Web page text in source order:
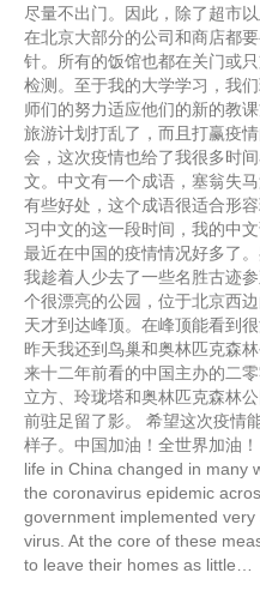
尽量不出门。因此，除了超市
在北京大部分的公司和商店都
针。所有的饭馆也都在关门或
检测。至于我的大学学习，我
师们的努力适应他们的新的教
旅游计划打乱了，而且打赢疫
会，这次疫情也给了我很多时
文。中文有一个成语，塞翁失
有些好处，这个成语很适合形
习中文的这一段时间，我的中
最近在中国的疫情情况好多了
我趁着人少去了一些名胜古迹
个很漂亮的公园，位于北京西
天才到达峰顶。在峰顶能看到
昨天我还到鸟巢和奥林匹克森
来十二年前看的中国主办的二
立方、玲珑塔和奥林匹克森林
前驻足留了影。 希望这次疫情
样子。中国加油！全世界加油
life in China changed in many
the coronavirus epidemic
government implemented
virus. At the core of these
to leave their homes as little…